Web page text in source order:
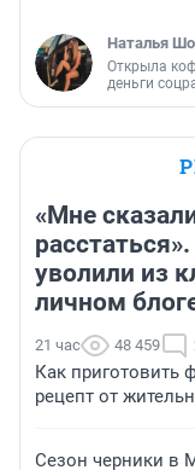
Наталья
Открыла
деньги
«Мне
уволили из
личном
21 час 48 459
Как
рецепт от
Сезон черники в